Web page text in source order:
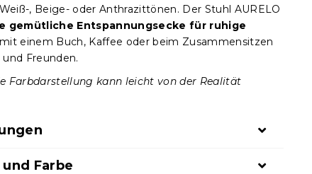
, Beige- oder Anthrazittönen. Der Stuhl AURELO
gemütliche Entspannungsecke für ruhige
mit einem Buch, Kaffee oder beim Zusammensitzen
Freunden.
Farbdarstellung kann leicht von der Realität
Farbe